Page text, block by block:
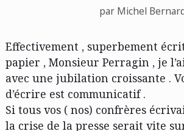
par Michel
Effectivement , superbement
papier , Monsieur Perragin , je
avec une jubilation croissante .
d’écrire est communicatif .
Si tous vos ( nos) confrères
la crise de la presse serait vite